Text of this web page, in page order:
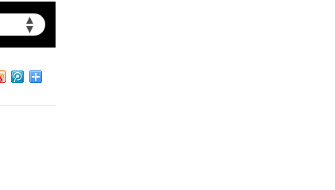
▲
▼
北京市朝阳区建国门外大街甲6号华熙国际中心D座11层1102室泰格豪雅售后服务中心（需提前预约）